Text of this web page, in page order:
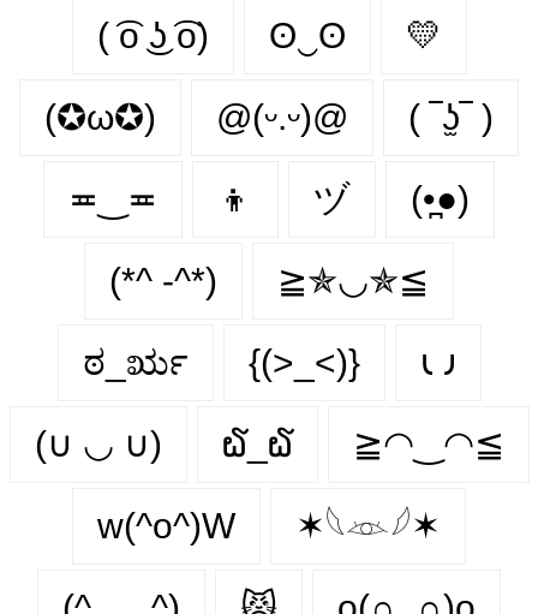
( ͡o ͜ʖ ͡o) ʘ‿ʘ 💛
(✪ω✪) @(ᵕ.ᵕ)@ ( ‾ʖ̫‾ )
≖‿≖ 👦 ヅ (•̪●)
(*^ -^*) ≧✯◡✯≦
ಠ_ರೃ {(>_<)} 𐑧 𐑨
(∪ ◡ ∪) ໖_໖ ≧◠‿◠≦
w(^o^)W ✶𓆩𓁺𓆪✶